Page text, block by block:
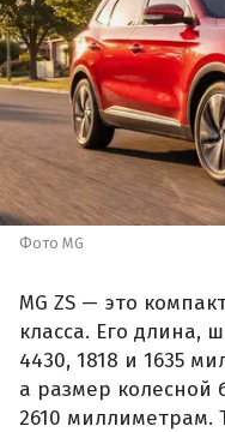
Фото MG
MG ZS — это
класса. Его длина,
4430, 1818 и 1635
а размер колесной
2610 миллиметрам.